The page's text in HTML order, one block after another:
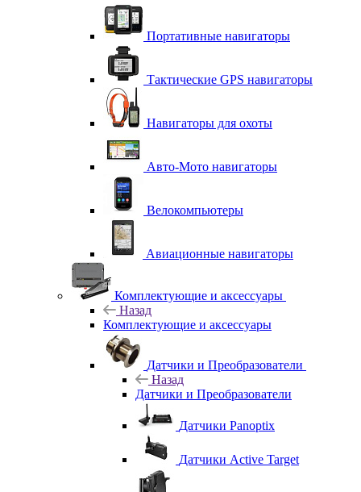
Портативные навигаторы
Тактические GPS навигаторы
Навигаторы для охоты
Авто-Мото навигаторы
Велокомпьютеры
Авиационные навигаторы
Комплектующие и аксессуары
Назад
Комплектующие и аксессуары
Датчики и Преобразователи
Назад
Датчики и Преобразователи
Датчики Panoptix
Датчики Active Target